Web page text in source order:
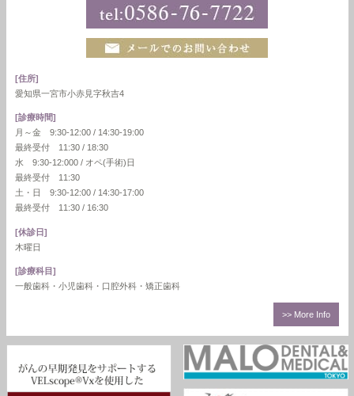
[住所]
愛知県一宮市小赤見字秋吉4
[診療時間]
月～金 9:30-12:00 / 14:30-19:00
最終受付 11:30 / 18:30
水 9:30-12:000 / オペ(手術)日
最終受付 11:30
土・日 9:30-12:00 / 14:30-17:00
最終受付 11:30 / 16:30
[休診日]
木曜日
[診療科目]
一般歯科・小児歯科・口腔外科・矯正歯科
>> More Info